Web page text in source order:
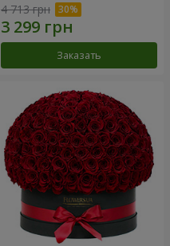
4 713 грн
Заказать